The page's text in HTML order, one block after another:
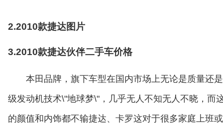
2.2010款捷达图片
3.2010款捷达伙伴二手车价格
本田品牌，旗下车型在国内市场上无论是质量还
级发动机技术\"地球梦\"，几乎无人不知无人不晓，而
的颜值和内饰都不输捷达、卡罗这对于很多家庭上班